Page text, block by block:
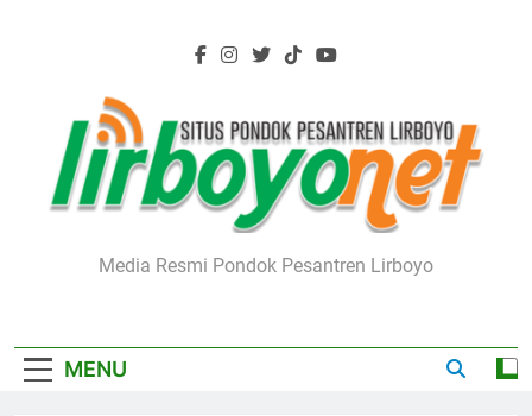
Lirboyo.net
Media Resmi Pondok Pesantren Lirboyo
MENU